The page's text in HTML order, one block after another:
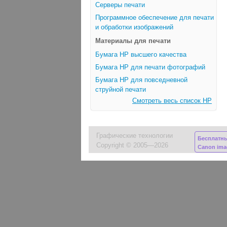
Серверы печати
Программное обеспечение для печати
и обработки изображений
Материалы для печати
Бумага HP высшего качества
Бумага HP для печати фотографий
Бумага HP для повседневной
струйной печати
Смотреть весь список HP
Графические технологии
Copyright © 2005—2026
Canon